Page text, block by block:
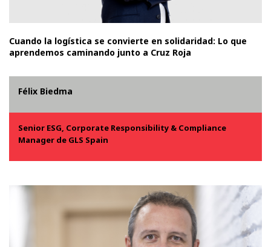
Cuando la logística se convierte en solidaridad: Lo que
aprendemos caminando junto a Cruz Roja
Félix Biedma
Senior ESG, Corporate Responsibility & Compliance
Manager de GLS Spain